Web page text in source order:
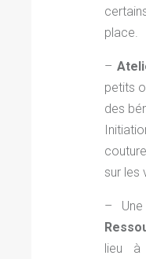
place.
–
petits
des
sur les
– Une
lieu à